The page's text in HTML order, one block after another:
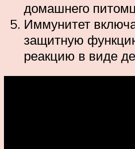
домашнего
Иммунитет
защитную
реакцию в виде